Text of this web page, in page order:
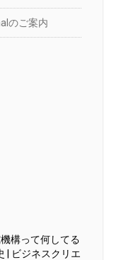
のご案内
構って何してる
| ビジネスクリエ